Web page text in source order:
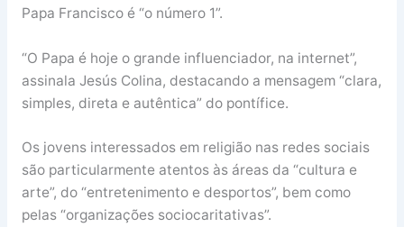
Papa Francisco é “o número 1”.
“O Papa é hoje o grande influenciador, na internet”,
assinala Jesús Colina, destacando a mensagem “clara,
simples, direta e autêntica” do pontífice.
Os jovens interessados em religião nas redes sociais
são particularmente atentos às áreas da “cultura e
arte”, do “entretenimento e desportos”, bem como
pelas “organizações sociocaritativas”.